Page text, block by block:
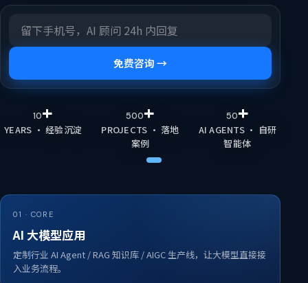
免费咨询 →
10+
YEARS · 经验沉淀
500+
PROJECTS · 落地
案例
50+
AI AGENTS · 自研
智能体
01 · CORE
AI 大模型应用
定制行业 AI Agent / RAG 知识库 / AIGC 生产线，让大模型直接接
入业务流程。